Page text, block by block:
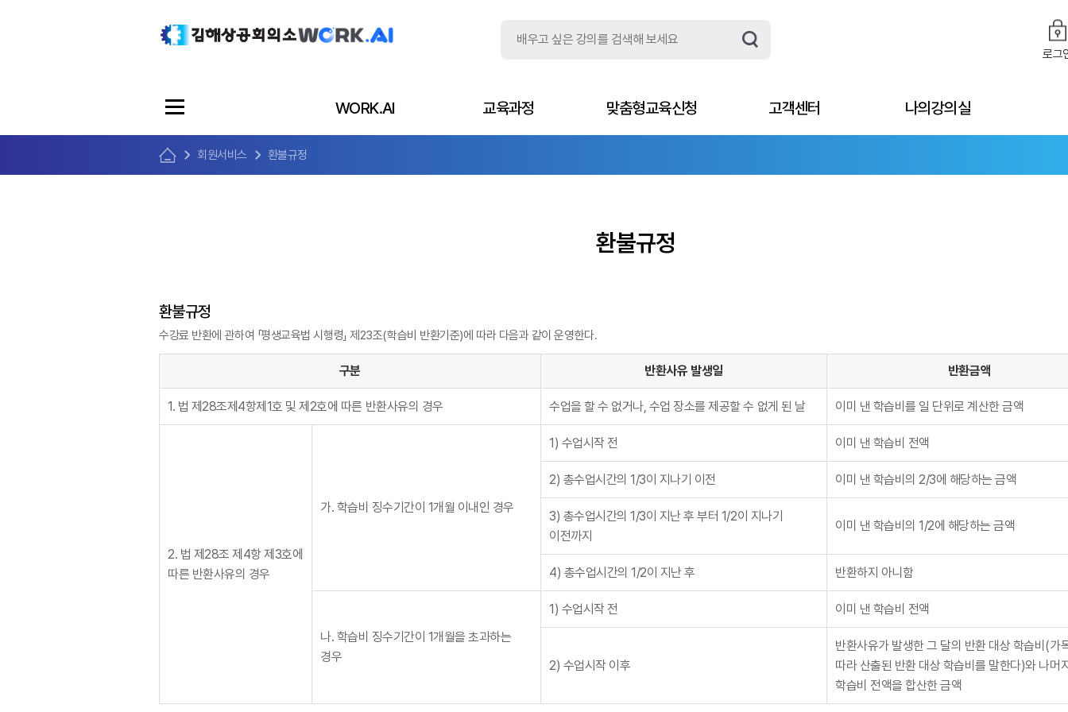
로그
WORK.AI 교육과정 맞춤형교육신청 고객센터 나의강의실
회원서비스 환불규정
환불규정
환불규정
수강료 반환에 관하여 「평생교육법 시행령」 제23조(학습비 반환기준)에 따라 다음과 같이 운영한다.
구분 반환사유 발생일 반환금액
1. 법 제28조제4항제1호 및 제2호에 따른 반환사유의 경우 수업을 할 수 없거나, 수업 장소를 제공할 수 없게 된 날 이미 낸 학습비를 일 단위로 계산한 금액
2. 법 제28조 제4항 제3호에
따른 반환사유의 경우
가. 학습비 징수기간이 1개월 이내인 경우
1) 수업시작 전 이미 낸 학습비 전액
2) 총수업시간의 1/3이 지나기 이전 이미 낸 학습비의 2/3에 해당하는 금액
3) 총수업시간의 1/3이 지난 후 부터 1/2이 지나기
이전까지
이미 낸 학습비의 1/2에 해당하는 금액
4) 총수업시간의 1/2이 지난 후 반환하지 아니함
나. 학습비 징수기간이 1개월을 초과하는
경우
1) 수업시작 전 이미 낸 학습비 전액
2) 수업시작 이후
반환사유가 발생한 그 달의 반환 대상 학습비(가
따라 산출된 반환 대상 학습비를 말한다)와 나머
학습비 전액을 합산한 금액